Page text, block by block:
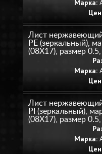
Марка:
Лист
PE (зеркальный),
(08Х17), размер
Марка:
Лист
PI (зеркальный),
(08Х17), размер
Марка: